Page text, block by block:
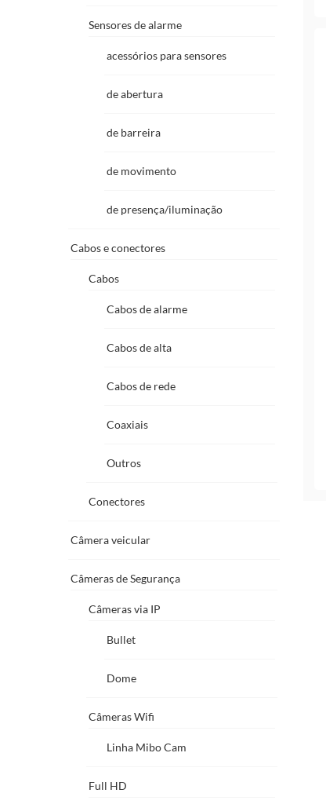
Sensores de alarme
acessórios para sensores
de abertura
de barreira
de movimento
de presença/iluminação
Cabos e conectores
Cabos
Cabos de alarme
Cabos de alta
Cabos de rede
Coaxiais
Outros
Conectores
Câmera veicular
Câmeras de Segurança
Câmeras via IP
Bullet
Dome
Câmeras Wifi
Linha Mibo Cam
Full HD